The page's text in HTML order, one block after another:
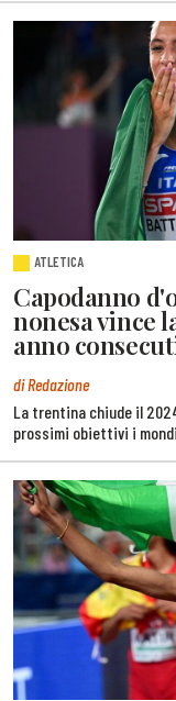
ATLETICA
Capodanno
nonesa vince
anno
di Redazione
La trentina chiude il
prossimi obiettivi i